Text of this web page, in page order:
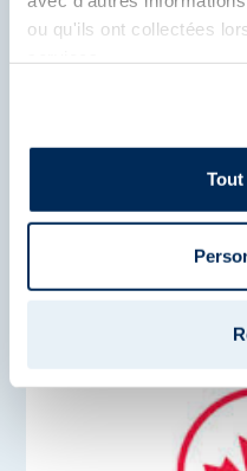
ou qu'ils ont collectées